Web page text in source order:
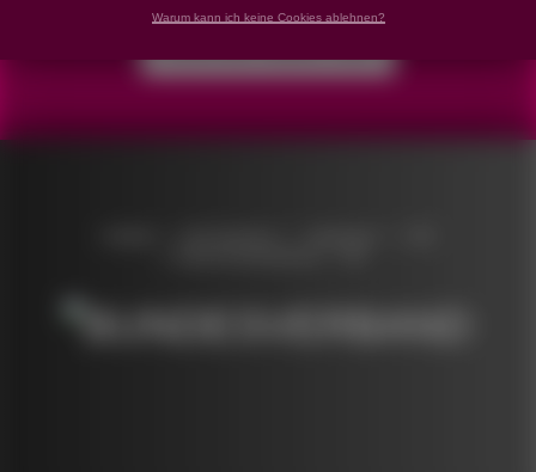
Warum kann ich keine Cookies ablehnen?